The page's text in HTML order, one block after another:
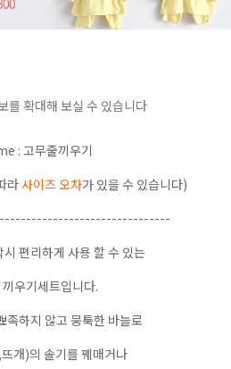
를 확대해 보실 수 있습니다
: 고무줄끼우기
라사이즈 오차가 있을 수 있습니다)
편리하게 사용 할 수 있는
우기세트입니다.
족하지 않고 뭉툭한 바늘로
개)의 솔기를 꿰매거나